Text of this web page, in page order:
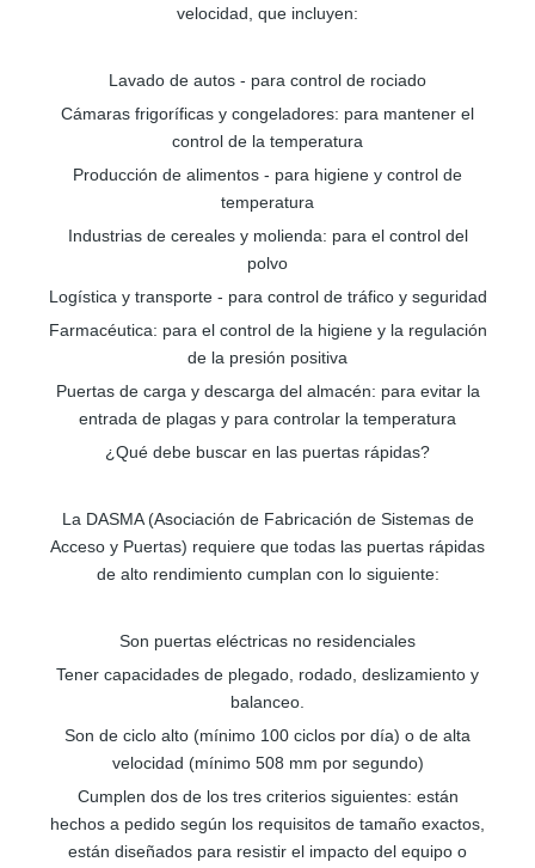
velocidad, que incluyen:
Lavado de autos - para control de rociado
Cámaras frigoríficas y congeladores: para mantener el
control de la temperatura
Producción de alimentos - para higiene y control de
temperatura
Industrias de cereales y molienda: para el control del
polvo
Logística y transporte - para control de tráfico y seguridad
Farmacéutica: para el control de la higiene y la regulación
de la presión positiva
Puertas de carga y descarga del almacén: para evitar la
entrada de plagas y para controlar la temperatura
¿Qué debe buscar en las puertas rápidas?
La DASMA (Asociación de Fabricación de Sistemas de
Acceso y Puertas) requiere que todas las puertas rápidas
de alto rendimiento cumplan con lo siguiente:
Son puertas eléctricas no residenciales
Tener capacidades de plegado, rodado, deslizamiento y
balanceo.
Son de ciclo alto (mínimo 100 ciclos por día) o de alta
velocidad (mínimo 508 mm por segundo)
Cumplen dos de los tres criterios siguientes: están
hechos a pedido según los requisitos de tamaño exactos,
están diseñados para resistir el impacto del equipo o